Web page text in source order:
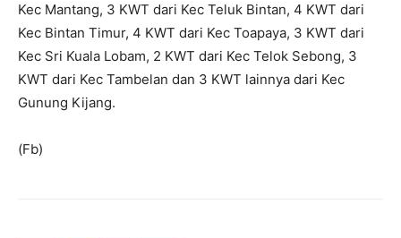
Kec Mantang, 3 KWT dari Kec Teluk Bintan, 4 KWT dari
Kec Bintan Timur, 4 KWT dari Kec Toapaya, 3 KWT dari
Kec Sri Kuala Lobam, 2 KWT dari Kec Telok Sebong, 3
KWT dari Kec Tambelan dan 3 KWT lainnya dari Kec
Gunung Kijang.
(Fb)